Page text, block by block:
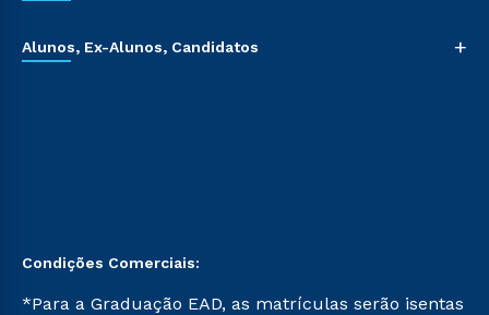
Alunos, Ex-Alunos, Candidatos +
Condições Comerciais:
*Para a Graduação EAD, as matrículas serão isentas